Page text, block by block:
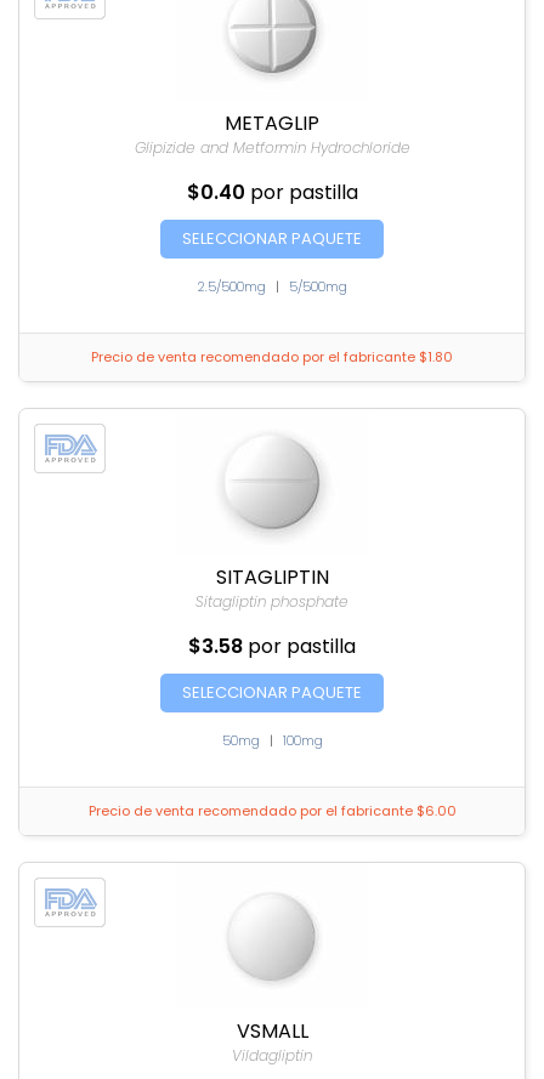
METAGLIP
Glipizide and Metformin Hydrochloride
$0.40 por pastilla
SELECCIONAR PAQUETE
2.5/500mg | 5/500mg
Precio de venta recomendado por el fabricante $1.80
SITAGLIPTIN
Sitagliptin phosphate
$3.58 por pastilla
SELECCIONAR PAQUETE
50mg | 100mg
Precio de venta recomendado por el fabricante $6.00
VSMALL
Vildagliptin